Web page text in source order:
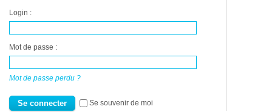
Login :
Mot de passe :
Mot de passe perdu ?
Se souvenir de moi